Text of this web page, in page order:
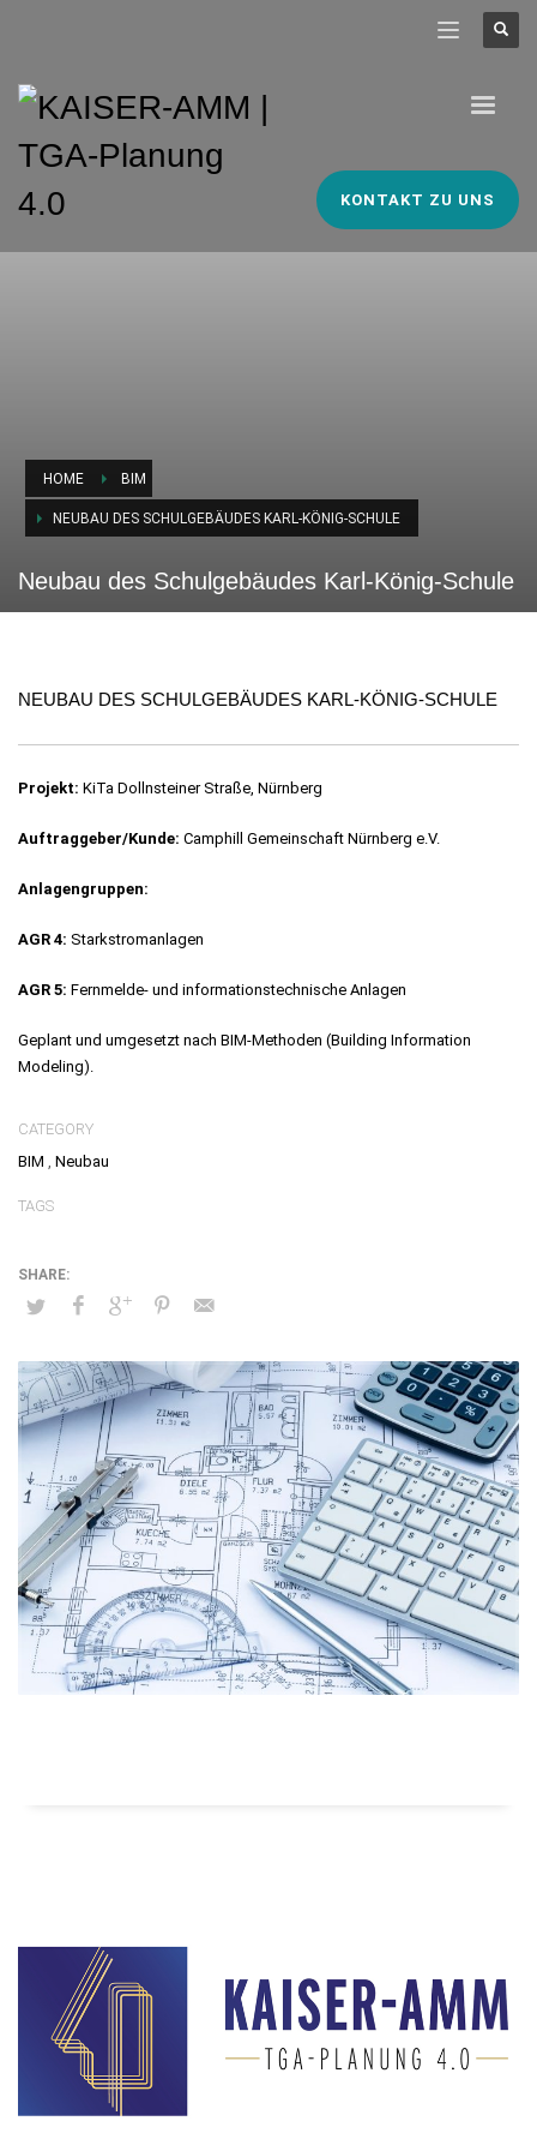
KONTAKT ZU UNS
HOME BIM
NEUBAU DES SCHULGEBÄUDES KARL-KÖNIG-SCHULE
Neubau des Schulgebäudes Karl-König-Schule
NEUBAU DES SCHULGEBÄUDES KARL-KÖNIG-SCHULE
Projekt: KiTa Dollnsteiner Straße, Nürnberg
Auftraggeber/Kunde: Camphill Gemeinschaft Nürnberg e.V.
Anlagengruppen:
AGR 4: Starkstromanlagen
AGR 5: Fernmelde- und informationstechnische Anlagen
Geplant und umgesetzt nach BIM-Methoden (Building Information
Modeling).
CATEGORY
BIM , Neubau
TAGS